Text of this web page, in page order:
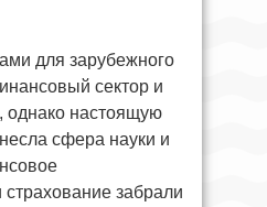
для зарубежного
сектор и
настоящую
сфера науки и
страхование забрали